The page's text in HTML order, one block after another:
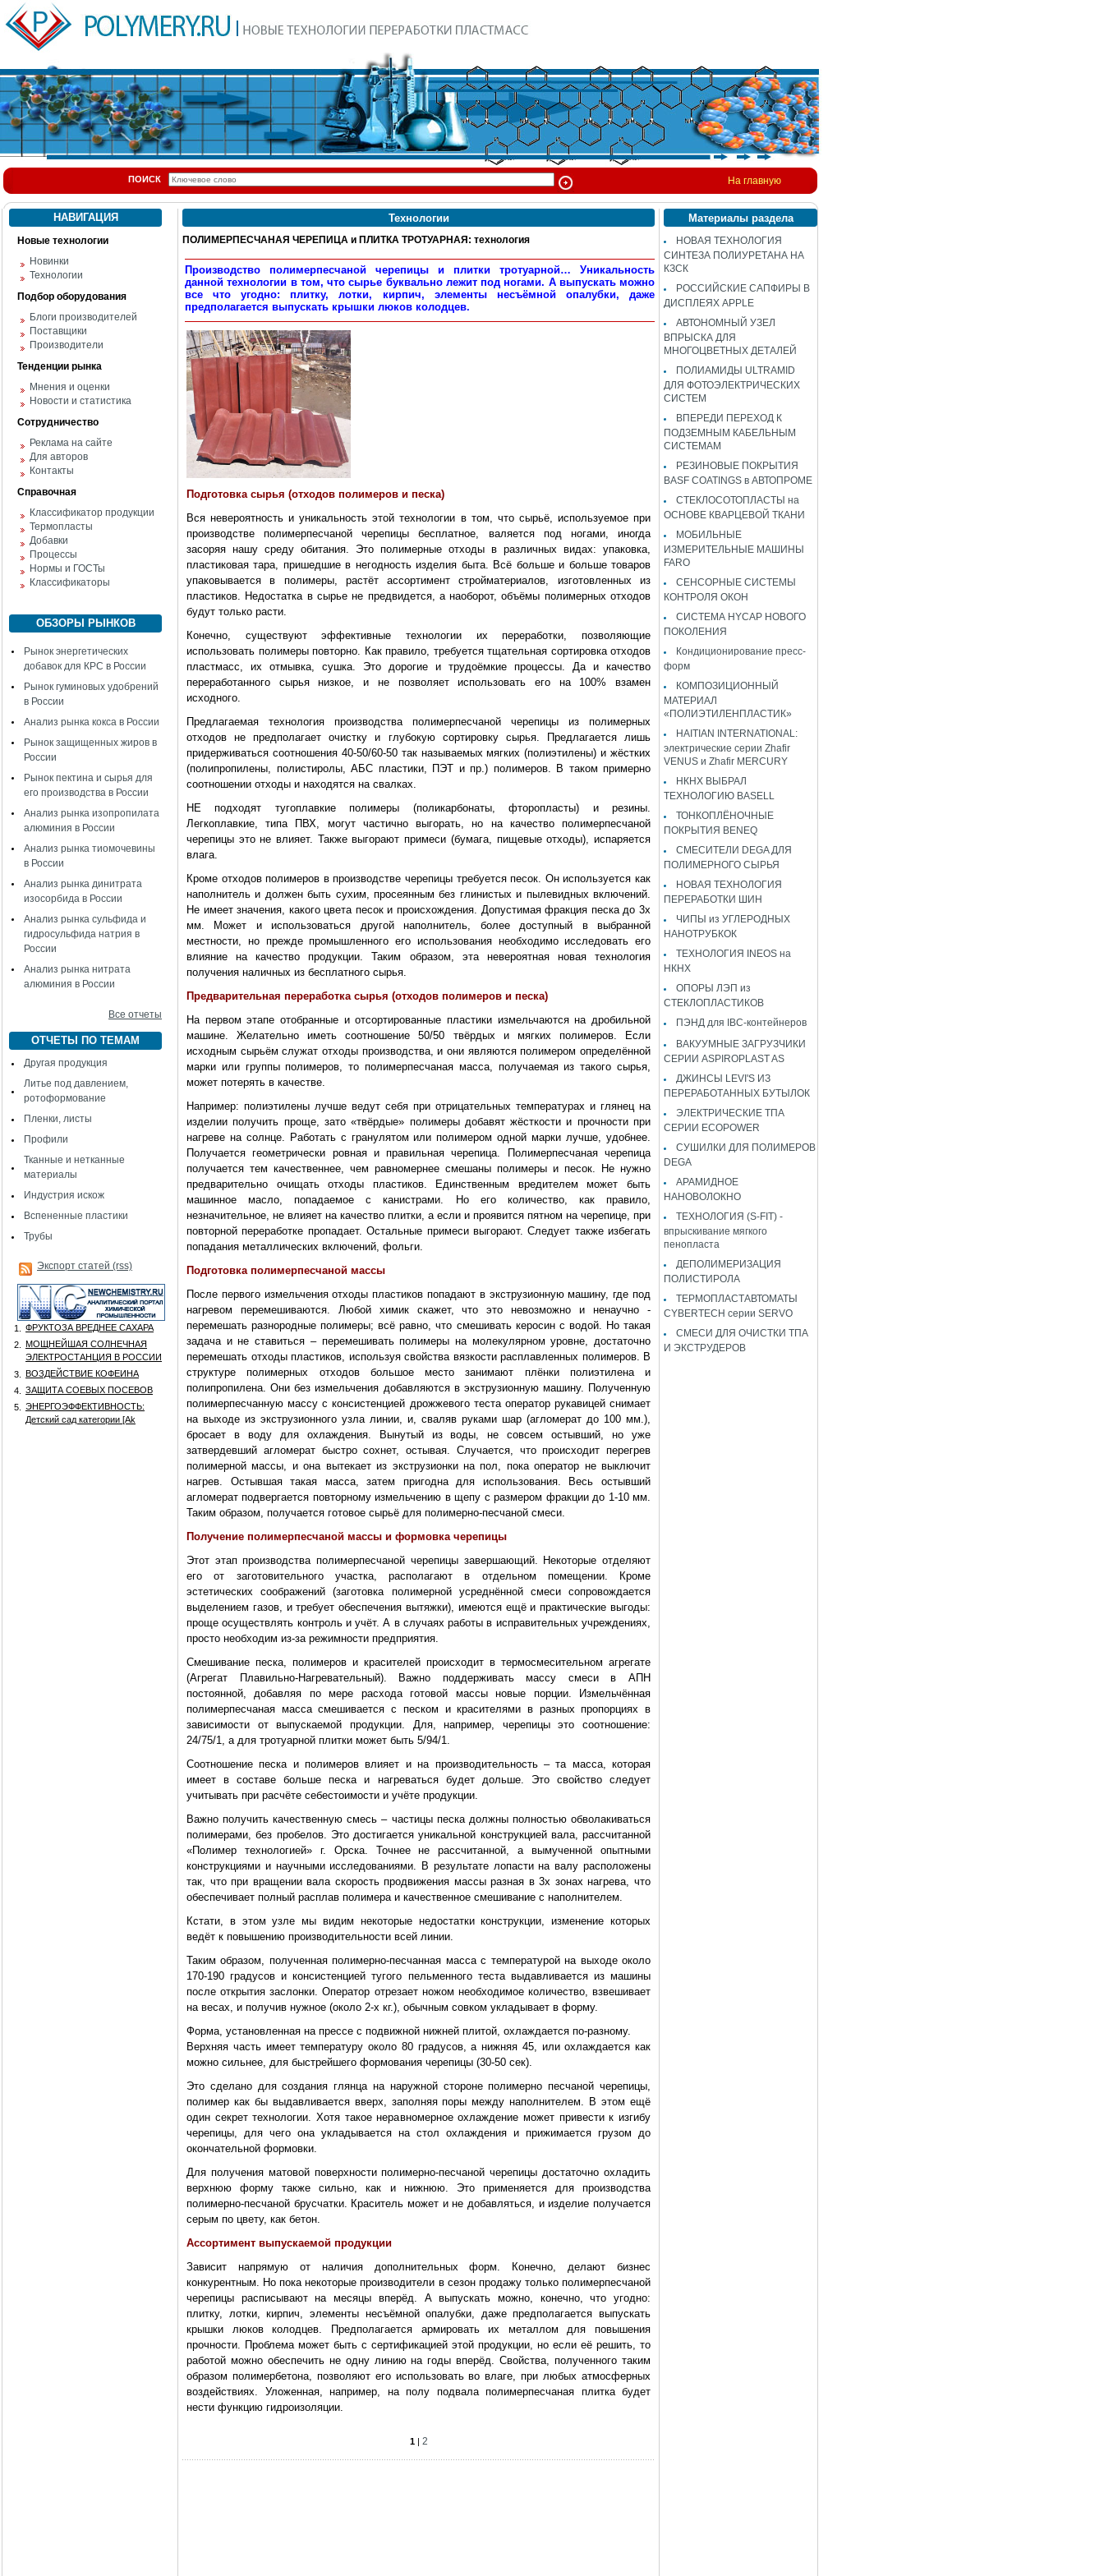
ПОИСК На главную
НАВИГАЦИЯ
Новые технологии
Новинки
Технологии
Подбор оборудования
Блоги производителей
Поставщики
Производители
Тенденции рынка
Мнения и оценки
Новости и статистика
Сотрудничество
Реклама на сайте
Для авторов
Контакты
Справочная
Классификатор продукции
Термопласты
Добавки
Процессы
Нормы и ГОСТы
Классификаторы
ОБЗОРЫ РЫНКОВ
Рынок энергетических
добавок для КРС в России
Рынок гуминовых удобрений
в России
Анализ рынка кокса в России
Рынок защищенных жиров в
России
Рынок пектина и сырья для
его производства в России
Анализ рынка изопропилата
алюминия в России
Анализ рынка тиомочевины
в России
Анализ рынка динитрата
изосорбида в России
Анализ рынка сульфида и
гидросульфида натрия в
России
Анализ рынка нитрата
алюминия в России
Все отчеты
ОТЧЕТЫ ПО ТЕМАМ
Другая продукция
Литье под давлением,
ротоформование
Пленки, листы
Профили
Тканные и нетканные
материалы
Индустрия искож
Вспененные пластики
Трубы
Экспорт статей (rss)
1.
ФРУКТОЗА ВРЕДНЕЕ САХАРА
2.
МОЩНЕЙШАЯ СОЛНЕЧНАЯ
ЭЛЕКТРОСТАНЦИЯ В РОССИИ
3.
ВОЗДЕЙСТВИЕ КОФЕИНА
4.
ЗАЩИТА СОЕВЫХ ПОСЕВОВ
5.
ЭНЕРГОЭФФЕКТИВНОСТЬ:
Детский сад категории [Аk
Технологии
ПОЛИМЕРПЕСЧАНАЯ ЧЕРЕПИЦА и ПЛИТКА ТРОТУАРНАЯ: технология
Производство полимерпесчаной черепицы и плитки тротуарной… Уникальность
данной технологии в том, что сырье буквально лежит под ногами. А выпускать можно
все что угодно: плитку, лотки, кирпич, элементы несъёмной опалубки, даже
предполагается выпускать крышки люков колодцев.
Подготовка сырья (отходов полимеров и песка)
Вся невероятность и уникальность этой технологии в том, что сырьё, используемое при
производстве полимерпесчаной черепицы бесплатное, валяется под ногами, иногда
засоряя нашу среду обитания. Это полимерные отходы в различных видах: упаковка,
пластиковая тара, пришедшие в негодность изделия быта. Всё больше и больше товаров
упаковывается в полимеры, растёт ассортимент стройматериалов, изготовленных из
пластиков. Недостатка в сырье не предвидется, а наоборот, объёмы полимерных отходов
будут только расти.
Конечно, существуют эффективные технологии их переработки, позволяющие
использовать полимеры повторно. Как правило, требуется тщательная сортировка отходов
пластмасс, их отмывка, сушка. Это дорогие и трудоёмкие процессы. Да и качество
переработанного сырья низкое, и не позволяет использовать его на 100% взамен
исходного.
Предлагаемая технология производства полимерпесчаной черепицы из полимерных
отходов не предполагает очистку и глубокую сортировку сырья. Предлагается лишь
придерживаться соотношения 40-50/60-50 так называемых мягких (полиэтилены) и жёстких
(полипропилены, полистиролы, АБС пластики, ПЭТ и пр.) полимеров. В таком примерно
соотношении отходы и находятся на свалках.
НЕ подходят тугоплавкие полимеры (поликарбонаты, фторопласты) и резины.
Легкоплавкие, типа ПВХ, могут частично выгорать, но на качество полимерпесчаной
черепицы это не влияет. Также выгорают примеси (бумага, пищевые отходы), испаряется
влага.
Кроме отходов полимеров в производстве черепицы требуется песок. Он используется как
наполнитель и должен быть сухим, просеянным без глинистых и пылевидных включений.
Не имеет значения, какого цвета песок и происхождения. Допустимая фракция песка до 3х
мм. Может и использоваться другой наполнитель, более доступный в выбранной
местности, но прежде промышленного его использования необходимо исследовать его
влияние на качество продукции. Таким образом, эта невероятная новая технология
получения наличных из бесплатного сырья.
Предварительная переработка сырья (отходов полимеров и песка)
На первом этапе отобранные и отсортированные пластики измельчаются на дробильной
машине. Желательно иметь соотношение 50/50 твёрдых и мягких полимеров. Если
исходным сырьём служат отходы производства, и они являются полимером определённой
марки или группы полимеров, то полимерпесчаная масса, получаемая из такого сырья,
может потерять в качестве.
Например: полиэтилены лучше ведут себя при отрицательных температурах и глянец на
изделии получить проще, зато «твёрдые» полимеры добавят жёсткости и прочности при
нагреве на солнце. Работать с гранулятом или полимером одной марки лучше, удобнее.
Получается геометрически ровная и правильная черепица. Полимерпесчаная черепица
получается тем качественнее, чем равномернее смешаны полимеры и песок. Не нужно
предварительно очищать отходы пластиков. Единственным вредителем может быть
машинное масло, попадаемое с канистрами. Но его количество, как правило,
незначительное, не влияет на качество плитки, а если и проявится пятном на черепице, при
повторной переработке пропадает. Остальные примеси выгорают. Следует также избегать
попадания металлических включений, фольги.
Подготовка полимерпесчаной массы
После первого измельчения отходы пластиков попадают в экструзионную машину, где под
нагревом перемешиваются. Любой химик скажет, что это невозможно и ненаучно -
перемешать разнородные полимеры; всё равно, что смешивать керосин с водой. Но такая
задача и не ставиться – перемешивать полимеры на молекулярном уровне, достаточно
перемешать отходы пластиков, используя свойства вязкости расплавленных полимеров. В
структуре полимерных отходов большое место занимают плёнки полиэтилена и
полипропилена. Они без измельчения добавляются в экструзионную машину. Полученную
полимерпесчанную массу с консистенцией дрожжевого теста оператор рукавицей снимает
на выходе из экструзионного узла линии, и, сваляв руками шар (агломерат до 100 мм.),
бросает в воду для охлаждения. Вынутый из воды, не совсем остывший, но уже
затвердевший агломерат быстро сохнет, остывая. Случается, что происходит перегрев
полимерной массы, и она вытекает из экструзионки на пол, пока оператор не выключит
нагрев. Остывшая такая масса, затем пригодна для использования. Весь остывший
агломерат подвергается повторному измельчению в щепу с размером фракции до 1-10 мм.
Таким образом, получается готовое сырьё для полимерно-песчаной смеси.
Получение полимерпесчаной массы и формовка черепицы
Этот этап производства полимерпесчаной черепицы завершающий. Некоторые отделяют
его от заготовительного участка, располагают в отдельном помещении. Кроме
эстетических соображений (заготовка полимерной усреднённой смеси сопровождается
выделением газов, и требует обеспечения вытяжки), имеются ещё и практические выгоды:
проще осуществлять контроль и учёт. А в случаях работы в исправительных учреждениях,
просто необходим из-за режимности предприятия.
Смешивание песка, полимеров и красителей происходит в термосмесительном агрегате
(Агрегат Плавильно-Нагревательный). Важно поддерживать массу смеси в АПН
постоянной, добавляя по мере расхода готовой массы новые порции. Измельчённая
полимерпесчаная масса смешивается с песком и красителями в разных пропорциях в
зависимости от выпускаемой продукции. Для, например, черепицы это соотношение:
24/75/1, а для тротуарной плитки может быть 5/94/1.
Соотношение песка и полимеров влияет и на производительность – та масса, которая
имеет в составе больше песка и нагреваться будет дольше. Это свойство следует
учитывать при расчёте себестоимости и учёте продукции.
Важно получить качественную смесь – частицы песка должны полностью обволакиваться
полимерами, без пробелов. Это достигается уникальной конструкцией вала, рассчитанной
«Полимер технологией» г. Орска. Точнее не рассчитанной, а вымученной опытными
конструкциями и научными исследованиями. В результате лопасти на валу расположены
так, что при вращении вала скорость продвижения массы разная в 3х зонах нагрева, что
обеспечивает полный расплав полимера и качественное смешивание с наполнителем.
Кстати, в этом узле мы видим некоторые недостатки конструкции, изменение которых
ведёт к повышению производительности всей линии.
Таким образом, полученная полимерно-песчанная масса с температурой на выходе около
170-190 градусов и консистенцией тугого пельменного теста выдавливается из машины
после открытия заслонки. Оператор отрезает ножом необходимое количество, взвешивает
на весах, и получив нужное (около 2-х кг.), обычным совком укладывает в форму.
Форма, установленная на прессе с подвижной нижней плитой, охлаждается по-разному.
Верхняя часть имеет температуру около 80 градусов, а нижняя 45, или охлаждается как
можно сильнее, для быстрейшего формования черепицы (30-50 сек).
Это сделано для создания глянца на наружной стороне полимерно песчаной черепицы,
полимер как бы выдавливается вверх, заполняя поры между наполнителем. В этом ещё
один секрет технологии. Хотя такое неравномерное охлаждение может привести к изгибу
черепицы, для чего она укладывается на стол охлаждения и прижимается грузом до
окончательной формовки.
Для получения матовой поверхности полимерно-песчаной черепицы достаточно охладить
верхнюю форму также сильно, как и нижнюю. Это применяется для производства
полимерно-песчаной брусчатки. Краситель может и не добавляться, и изделие получается
серым по цвету, как бетон.
Ассортимент выпускаемой продукции
Зависит напрямую от наличия дополнительных форм. Конечно, делают бизнес
конкурентным. Но пока некоторые производители в сезон продажу только полимерпесчаной
черепицы расписывают на месяцы вперёд. А выпускать можно, конечно, что угодно:
плитку, лотки, кирпич, элементы несъёмной опалубки, даже предполагается выпускать
крышки люков колодцев. Предполагается армировать их металлом для повышения
прочности. Проблема может быть с сертификацией этой продукции, но если её решить, то
работой можно обеспечить не одну линию на годы вперёд. Свойства, полученного таким
образом полимербетона, позволяют его использовать во влаге, при любых атмосферных
воздействиях. Уложенная, например, на полу подвала полимерпесчаная плитка будет
нести функцию гидроизоляции.
1| 2
Материалы раздела
НОВАЯ ТЕХНОЛОГИЯ
СИНТЕЗА ПОЛИУРЕТАНА НА
КЗСК
РОССИЙСКИЕ САПФИРЫ В
ДИСПЛЕЯХ APPLE
АВТОНОМНЫЙ УЗЕЛ
ВПРЫСКА ДЛЯ
МНОГОЦВЕТНЫХ ДЕТАЛЕЙ
ПОЛИАМИДЫ ULTRAMID
ДЛЯ ФОТОЭЛЕКТРИЧЕСКИХ
СИСТЕМ
ВПЕРЕДИ ПЕРЕХОД К
ПОДЗЕМНЫМ КАБЕЛЬНЫМ
СИСТЕМАМ
РЕЗИНОВЫЕ ПОКРЫТИЯ
BASF COATINGS в АВТОПРОМЕ
СТЕКЛОСОТОПЛАСТЫ на
ОСНОВЕ КВАРЦЕВОЙ ТКАНИ
МОБИЛЬНЫЕ
ИЗМЕРИТЕЛЬНЫЕ МАШИНЫ
FARO
СЕНСОРНЫЕ СИСТЕМЫ
КОНТРОЛЯ ОКОН
СИСТЕМА HYCAP НОВОГО
ПОКОЛЕНИЯ
Кондиционирование пресс-
форм
КОМПОЗИЦИОННЫЙ
МАТЕРИАЛ
«ПОЛИЭТИЛЕНПЛАСТИК»
HAITIAN INTERNATIONAL:
электрические серии Zhafir
VENUS и Zhafir MERCURY
НКНХ ВЫБРАЛ
ТЕХНОЛОГИЮ BASELL
ТОНКОПЛЁНОЧНЫЕ
ПОКРЫТИЯ BENEQ
СМЕСИТЕЛИ DEGA ДЛЯ
ПОЛИМЕРНОГО СЫРЬЯ
НОВАЯ ТЕХНОЛОГИЯ
ПЕРЕРАБОТКИ ШИН
ЧИПЫ из УГЛЕРОДНЫХ
НАНОТРУБКОК
ТЕХНОЛОГИЯ INEOS на
НКНХ
ОПОРЫ ЛЭП из
СТЕКЛОПЛАСТИКОВ
ПЭНД для IBC-контейнеров
ВАКУУМНЫЕ ЗАГРУЗЧИКИ
СЕРИИ ASPIROPLAST AS
ДЖИНСЫ LEVI'S ИЗ
ПЕРЕРАБОТАННЫХ БУТЫЛОК
ЭЛЕКТРИЧЕСКИЕ ТПА
СЕРИИ ECOPOWER
СУШИЛКИ ДЛЯ ПОЛИМЕРОВ
DEGA
АРАМИДНОЕ
НАНОВОЛОКНО
ТЕХНОЛОГИЯ (S-FIT) -
впрыскивание мягкого
пенопласта
ДЕПОЛИМЕРИЗАЦИЯ
ПОЛИСТИРОЛА
ТЕРМОПЛАСТАВТОМАТЫ
CYBERTECH серии SERVO
СМЕСИ ДЛЯ ОЧИСТКИ ТПА
И ЭКСТРУДЕРОВ